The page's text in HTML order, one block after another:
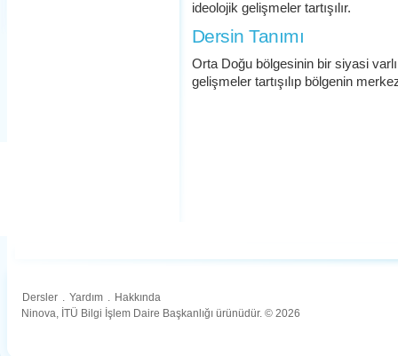
ideolojik gelişmeler tartışılır.
Dersin Tanımı
Orta Doğu bölgesinin bir siyasi
gelişmeler tartışılıp bölgenin
Dersler . Yardım . Hakkında
Ninova, İTÜ Bilgi İşlem Daire Başkanlığı ürünüdür. © 2026